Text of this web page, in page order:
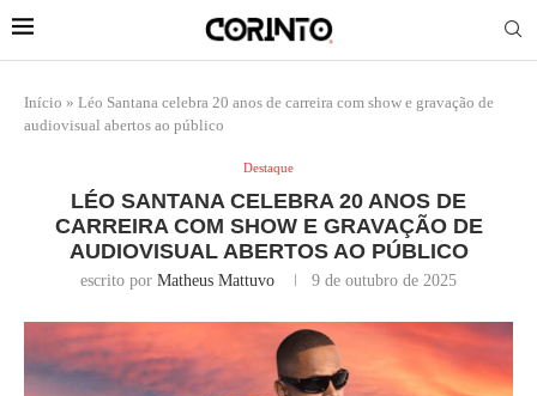
Início » Léo Santana celebra 20 anos de carreira com show e gravação de
audiovisual abertos ao público
Destaque
LÉO SANTANA CELEBRA 20 ANOS DE
CARREIRA COM SHOW E GRAVAÇÃO DE
AUDIOVISUAL ABERTOS AO PÚBLICO
escrito por Matheus Mattuvo 9 de outubro de 2025